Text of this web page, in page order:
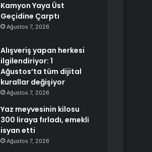
Kamyon Yaya Üst
Geçidine Çarptı
Ağustos 7, 2026
Alışveriş yapan herkesi
ilgilendiriyor: 1
Ağustos’ta tüm dijital
kurallar değişiyor
Ağustos 7, 2026
Yaz meyvesinin kilosu
300 liraya fırladı, emekli
isyan etti
Ağustos 7, 2026